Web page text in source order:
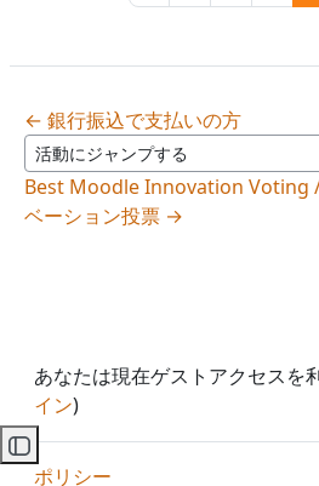
コースインデックスを開く
← 銀行振込で支払いの方
活動にジャンプする
Best Moodle Innovation Voting /
ベーション投票 →
あなたは現在ゲストアクセスを
イン)
ポリシー